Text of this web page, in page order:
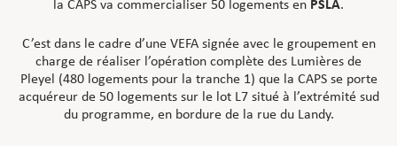
la CAPS va commercialiser 50 logements en PSLA.
C’est dans le cadre d’une VEFA signée avec le groupement en
charge de réaliser l’opération complète des Lumières de
Pleyel (480 logements pour la tranche 1) que la CAPS se porte
acquéreur de 50 logements sur le lot L7 situé à l’extrémité sud
du programme, en bordure de la rue du Landy.